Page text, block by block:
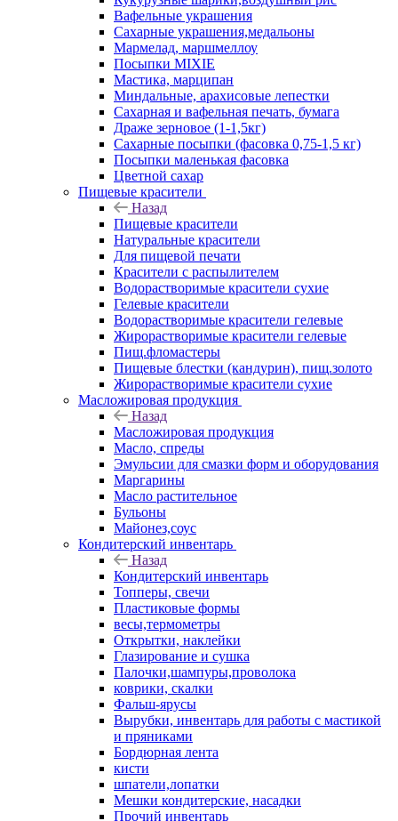
Вафельные украшения
Сахарные украшения,медальоны
Мармелад, маршмеллоу
Посыпки MIXIE
Мастика, марципан
Миндальные, арахисовые лепестки
Сахарная и вафельная печать, бумага
Драже зерновое (1-1,5кг)
Сахарные посыпки (фасовка 0,75-1,5 кг)
Посыпки маленькая фасовка
Цветной сахар
Пищевые красители
Назад
Пищевые красители
Натуральные красители
Для пищевой печати
Красители с распылителем
Водорастворимые красители сухие
Гелевые красители
Водорастворимые красители гелевые
Жирорастворимые красители гелевые
Пищ.фломастеры
Пищевые блестки (кандурин), пищ.золото
Жирорастворимые красители сухие
Масложировая продукция
Назад
Масложировая продукция
Масло, спреды
Эмульсии для смазки форм и оборудования
Маргарины
Масло растительное
Бульоны
Майонез,соус
Кондитерский инвентарь
Назад
Кондитерский инвентарь
Топперы, свечи
Пластиковые формы
весы,термометры
Открытки, наклейки
Глазирование и сушка
Палочки,шампуры,проволока
коврики, скалки
Фальш-ярусы
Вырубки, инвентарь для работы с мастикой
и пряниками
Бордюрная лента
кисти
шпатели,лопатки
Мешки кондитерские, насадки
Прочий инвентарь